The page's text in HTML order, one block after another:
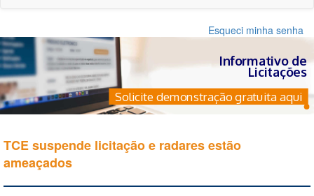
Esqueci minha senha
Informativo de
Licitações
Solicite demonstração gratuita aqui
TCE suspende licitação e radares estão
ameaçados